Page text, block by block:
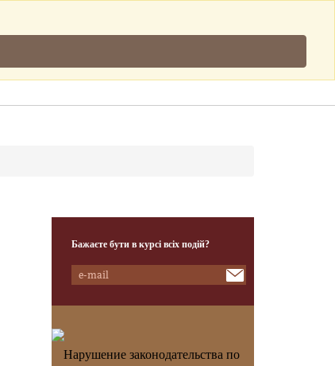
Клієнти Наша Команда Контакти
Бажаєте бути в курсі всіх подій?
Нарушение законодательства по